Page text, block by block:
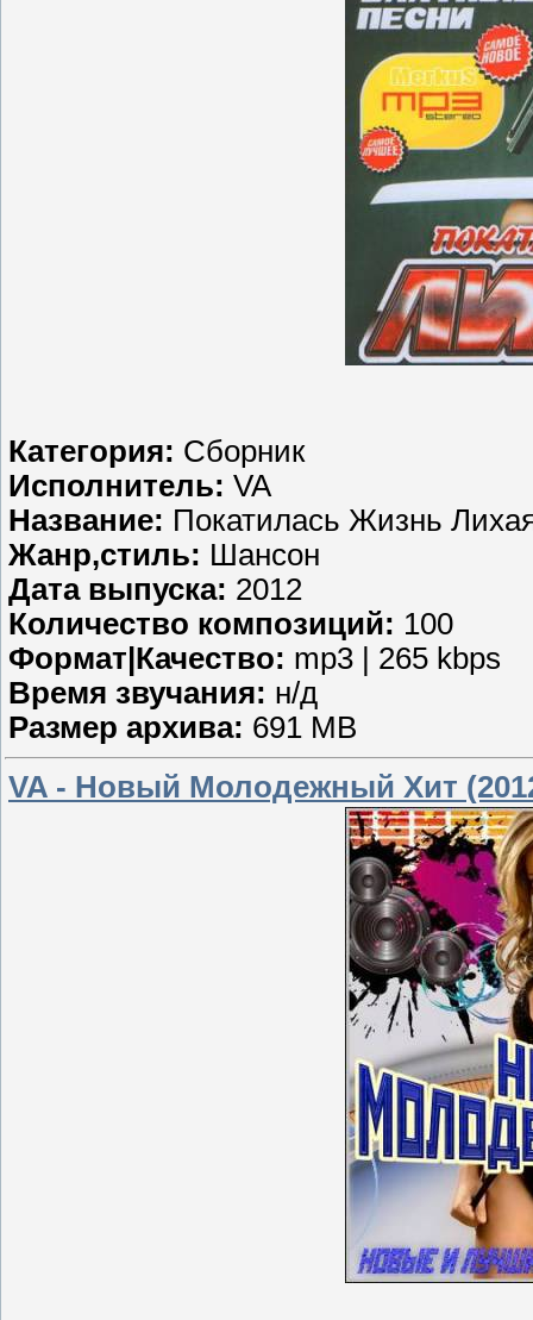
Категория: Сборник
Исполнитель: VA
Название: Покатилась Жизнь
Жанр,стиль: Шансон
Дата выпуска: 2012
Количество композиций: 100
Формат|Качество: mp3 | 265 kbps
Время звучания: н/д
Размер архива: 691 MB
VA - Новый Молодежный Хит